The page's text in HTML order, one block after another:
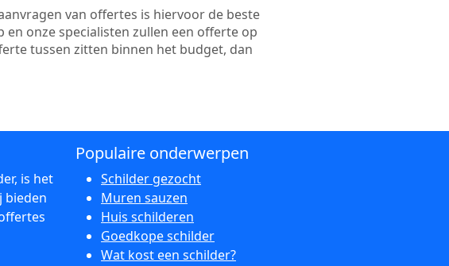
van offertes is hiervoor de beste
onze specialisten zullen een offerte op
tussen zitten binnen het budget, dan
is het
bieden
Populaire onderwerpen
Schilder gezocht
Muren sauzen
Huis schilderen
Goedkope schilder
Wat kost een schilder?